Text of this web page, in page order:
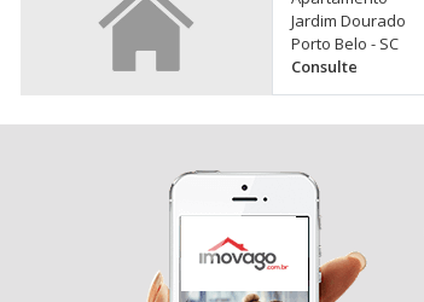
Jardim Dourado
Porto Belo - SC
Consulte